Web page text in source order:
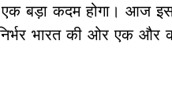
एक बड़ा कदम होगा। आज
भारत की ओर एक